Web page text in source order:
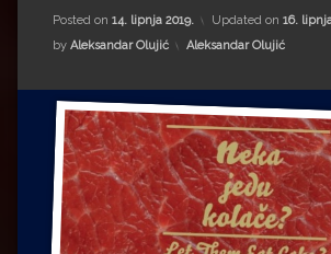
Drugi autori
Drugi autori
Matea Andrić
Ljiljana Lekanić-Kljaić
Željko Krznarić
Posted on 14. lipnja 2019. Updated on 16.
by Aleksandar Olujić Kategorije:
Aleksandar Olujić